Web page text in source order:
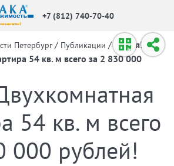
+7 (812) 740-70-40
Петербург / Публикации / Акция!
54 кв. м всего за 2 830 000
54 кв. м всего
000 рублей!